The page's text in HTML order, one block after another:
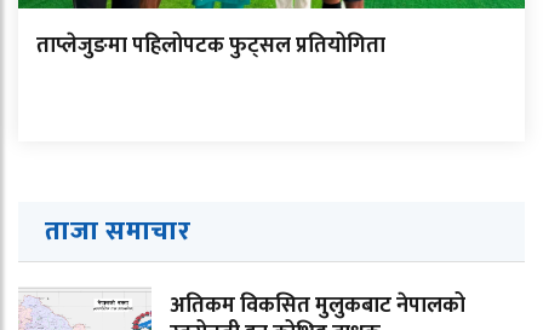
ताप्लेजुङमा पहिलोपटक फुट्सल प्रतियोगिता
ताजा समाचार
अतिकम विकसित मुलुकबाट नेपालको